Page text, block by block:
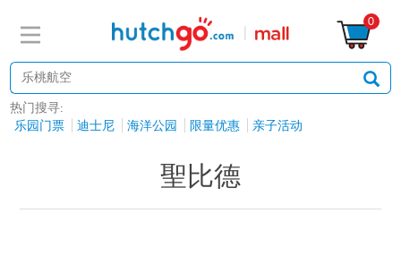
0
热门搜寻:
乐园门票
迪士尼 海洋公园 限量优惠 亲子活动
聖比德